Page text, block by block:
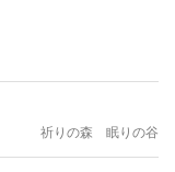
祈りの森 眠りの谷